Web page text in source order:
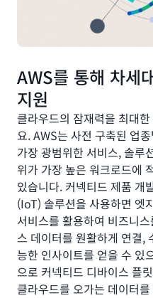
AWS를 통해 차세
지원
클라우드의 잠재력을 최대
요. AWS는 사전 구축된 업
가장 광범위한 서비스, 솔루
위가 가장 높은 워크로드에
있습니다. 커넥티드 제품 개
(IoT) 솔루션을 사용하면 엣
서비스를 활용하여 비즈니
스 데이터를 원활하게 연결,
능한 인사이트를 얻을 수 있
으로 커넥티드 디바이스 플
클라우드를 오가는 데이터